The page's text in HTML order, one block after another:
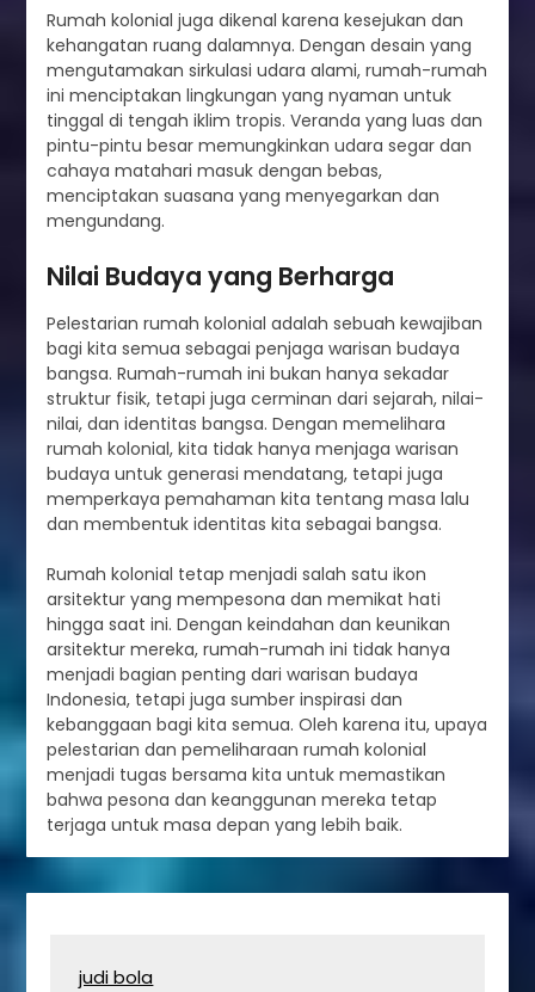
Rumah kolonial juga dikenal karena kesejukan dan
kehangatan ruang dalamnya. Dengan desain yang
mengutamakan sirkulasi udara alami, rumah-rumah
ini menciptakan lingkungan yang nyaman untuk
tinggal di tengah iklim tropis. Veranda yang luas dan
pintu-pintu besar memungkinkan udara segar dan
cahaya matahari masuk dengan bebas,
menciptakan suasana yang menyegarkan dan
mengundang.
Nilai Budaya yang Berharga
Pelestarian rumah kolonial adalah sebuah kewajiban
bagi kita semua sebagai penjaga warisan budaya
bangsa. Rumah-rumah ini bukan hanya sekadar
struktur fisik, tetapi juga cerminan dari sejarah, nilai-
nilai, dan identitas bangsa. Dengan memelihara
rumah kolonial, kita tidak hanya menjaga warisan
budaya untuk generasi mendatang, tetapi juga
memperkaya pemahaman kita tentang masa lalu
dan membentuk identitas kita sebagai bangsa.
Rumah kolonial tetap menjadi salah satu ikon
arsitektur yang mempesona dan memikat hati
hingga saat ini. Dengan keindahan dan keunikan
arsitektur mereka, rumah-rumah ini tidak hanya
menjadi bagian penting dari warisan budaya
Indonesia, tetapi juga sumber inspirasi dan
kebanggaan bagi kita semua. Oleh karena itu, upaya
pelestarian dan pemeliharaan rumah kolonial
menjadi tugas bersama kita untuk memastikan
bahwa pesona dan keanggunan mereka tetap
terjaga untuk masa depan yang lebih baik.
judi bola